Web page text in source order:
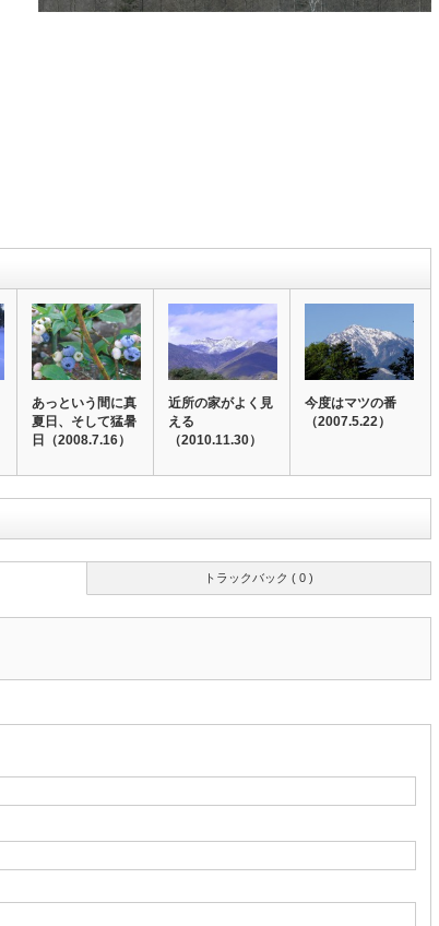
あっという間に真
夏日、そして猛暑
日（2008.7.16）
近所の家がよく見
える
（2010.11.30）
今度はマツの番
（2007.5.22）
トラックバック ( 0 )